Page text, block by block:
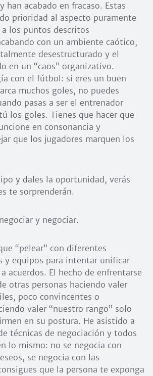
han acabado en fracaso. Estas
prioridad al aspecto puramente
los puntos descritos
con un ambiente caótico,
desestructurado y el
en un “caos” organizativo.
con el fútbol: si eres un buen
muchos goles, no puedes
pasas a ser el entrenador
los goles. Tienes que hacer que
en consonancia y
que los jugadores marquen los
y dales la oportunidad, verás
te sorprenderán.
y negociar.
“pelear” con diferentes
y equipos para intentar unificar
acuerdos. El hecho de enfrentarse
otras personas haciendo valer
poco convincentes o
valer “nuestro rango” solo
en su postura. He asistido a
técnicas de negociación y todos
lo mismo: no se negocia con
se negocia con las
que la persona te exponga